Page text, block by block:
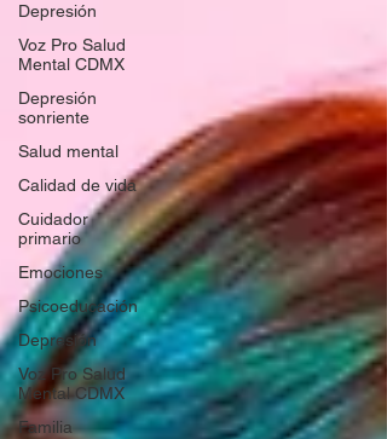
Depresión
Voz Pro Salud
Mental CDMX
Depresión
sonriente
Salud mental
Calidad de vida
Cuidador
primario
Emociones
Psicoeducación
Depresión
Voz Pro Salud
Mental CDMX
Familia